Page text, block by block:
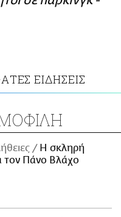
ΕΙΔΗΣΕΙΣ
H σκληρή
τον Πάνο Βλάχο